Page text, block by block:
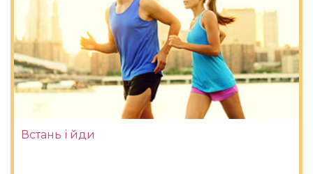
Встань і йди